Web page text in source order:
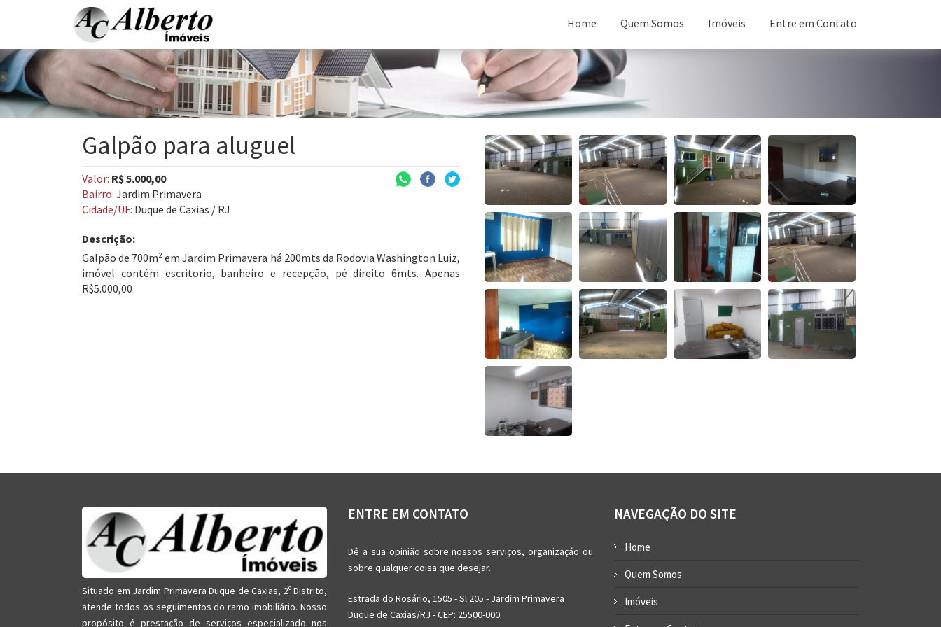
Home Quem Somos Imóveis Entre em Contato
Galpão para aluguel
Valor: R$ 5.000,00
Bairro: Jardim Primavera
Cidade/UF: Duque de Caxias / RJ
Descrição:
Galpão de 700m² em Jardim Primavera há 200mts da Rodovia Washington Luiz,
imóvel contém escritorio, banheiro e recepção, pé direito 6mts. Apenas
R$5.000,00
Situado em Jardim Primavera Duque de Caxias, 2º Distrito,
atende todos os seguimentos do ramo imobiliário. Nosso
propósito é prestação de serviços especializado nos
ENTRE EM CONTATO
Dê a sua opinião sobre nossos serviços, organizaçáo ou
sobre qualquer coisa que desejar.
Estrada do Rosário, 1505 - Sl 205 - Jardim Primavera
Duque de Caxias/RJ - CEP: 25500-000
NAVEGAÇÃO DO SITE
Home
Quem Somos
Imóveis